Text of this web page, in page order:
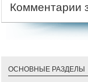
Комментарии
ОСНОВНЫЕ РАЗДЕЛЫ